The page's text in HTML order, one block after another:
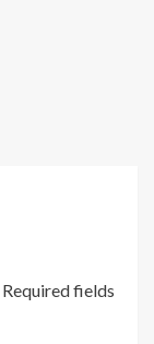
Required fields